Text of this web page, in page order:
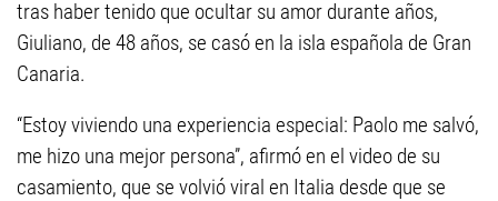
tras haber tenido que ocultar su amor durante años,
Giuliano, de 48 años, se casó en la isla española de Gran
Canaria.
“Estoy viviendo una experiencia especial: Paolo me salvó,
me hizo una mejor persona”, afirmó en el video de su
casamiento, que se volvió viral en Italia desde que se